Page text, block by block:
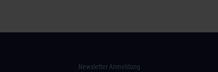
Newsletter Anmeldung